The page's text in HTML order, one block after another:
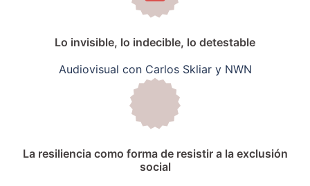
Lo invisible, lo indecible, lo detestable
Audiovisual con Carlos Skliar y NWN
La resiliencia como forma de resistir a la exclusión
social